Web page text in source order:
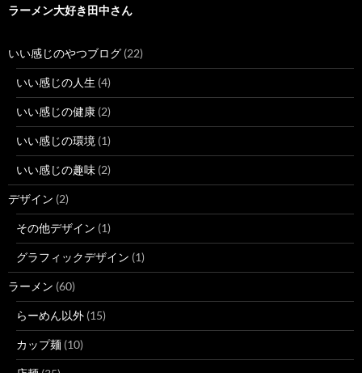
ラーメン大好き田中さん
いい感じのやつブログ (22)
いい感じの人生 (4)
いい感じの健康 (2)
いい感じの環境 (1)
いい感じの趣味 (2)
デザイン (2)
その他デザイン (1)
グラフィックデザイン (1)
ラーメン (60)
らーめん以外 (15)
カップ麺 (10)